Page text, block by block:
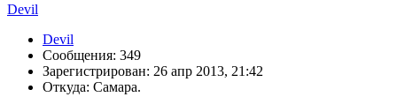
Devil
Devil
Сообщения: 349
Зарегистрирован: 26 апр 2013, 21:42
Откуда: Самара.